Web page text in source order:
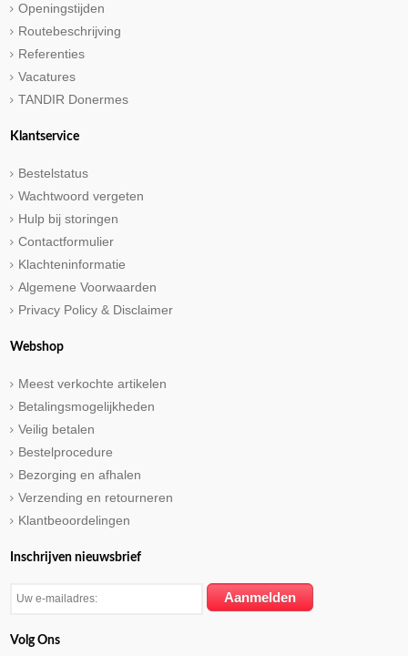
Openingstijden
Routebeschrijving
Referenties
Vacatures
TANDIR Donermes
Klantservice
Bestelstatus
Wachtwoord vergeten
Hulp bij storingen
Contactformulier
Klachteninformatie
Algemene Voorwaarden
Privacy Policy & Disclaimer
Webshop
Meest verkochte artikelen
Betalingsmogelijkheden
Veilig betalen
Bestelprocedure
Bezorging en afhalen
Verzending en retourneren
Klantbeoordelingen
Inschrijven nieuwsbrief
Volg Ons